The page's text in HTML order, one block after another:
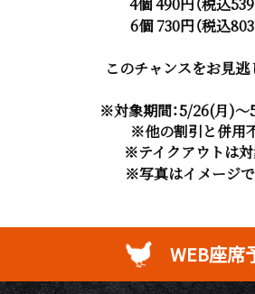
6個 730円（税込803
このチャンスをお見逃
※対象期間：5/26(月)
※他の割引と併用
※テイクアウトは
※写真はイメージで
WEB座席